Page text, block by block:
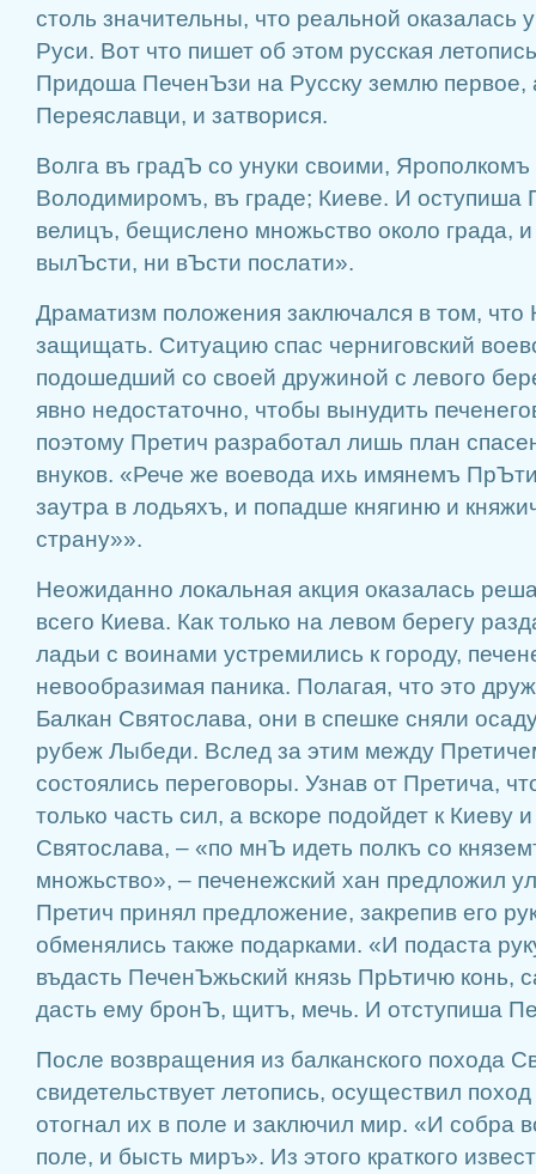
столь значительны, что реальной оказалась
Руси. Вот что пишет об этом русская
Придоша ПеченЪзи на Русску землю первое,
Переяславци, и затворися.
Волга въ градЪ со унуки своими,
Володимиромъ, въ градe; Киевe. И оступиша
велицъ, бещислено множьство около града,
вылЪсти, ни вЪсти послати».
Драматизм положения заключался в том, что
защищать. Ситуацию спас черниговский
подошедший со своей дружиной с левого
явно недостаточно, чтобы вынудить
поэтому Претич разработал лишь план
внуков. «Рече же воевода ихь имянемъ
заутра в лодьяхъ, и попадше княгиню и
страну»».
Неожиданно локальная акция оказалась
всего Киева. Как только на левом берегу
ладьи с воинами устремились к городу,
невообразимая паника. Полагая, что это
Балкан Святослава, они в спешке сняли
рубеж Лыбеди. Вслед за этим между
состоялись переговоры. Узнав от Претича,
только часть сил, а вскоре подойдет к Киеву
Святослава, – «по мнЪ идеть полкъ со
множьство», – печенежский хан предложил
Претич принял предложение, закрепив его
обменялись также подарками. «И подаста
въдасть ПеченЪжьский князь ПрЬтичю конь,
дасть ему бронЪ, щитъ, мечь. И отступиша
После возвращения из балканского похода
свидетельствует летопись, осуществил
отогнал их в поле и заключил мир. «И собра
поле, и бысть миръ». Из этого краткого